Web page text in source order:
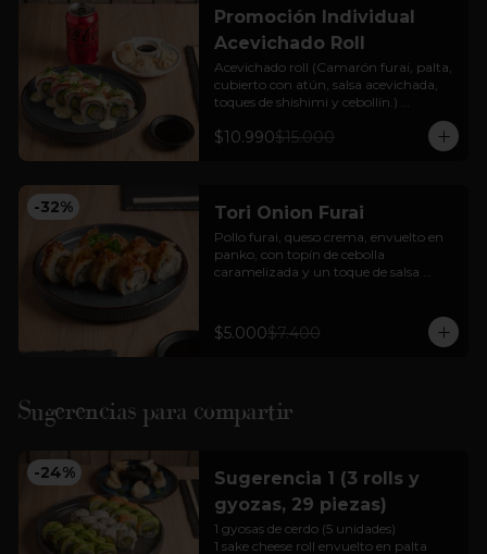
Promoción Individual
Acevichado Roll
Acevichado roll (Camarón furai, palta,
cubierto con atún, salsa acevichada,
toques de shishimi y cebollín.)
+ bebida en lata + 3 unidades gyozas
de cerdo o pollo
$10.990$15.000
-32% Tori Onion Furai
Pollo furai, queso crema, envuelto en
panko, con topín de cebolla
caramelizada y un toque de salsa
$5.000$7.400
Sugerencias para compartir
-24%
Sugerencia 1 (3 rolls y
gyozas, 29 piezas)
1 gyosas de cerdo (5 unidades)
1 sake cheese roll envuelto en palta